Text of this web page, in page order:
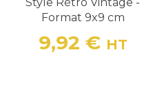
Format 9x9 cm
Prix
9,92 € HT